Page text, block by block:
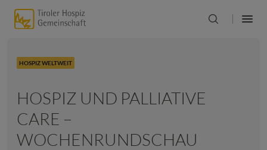
HOSPIZ WELTWEIT
HOSPIZ UND PALLIATIVE
CARE –
WOCHENRUNDSCHAU